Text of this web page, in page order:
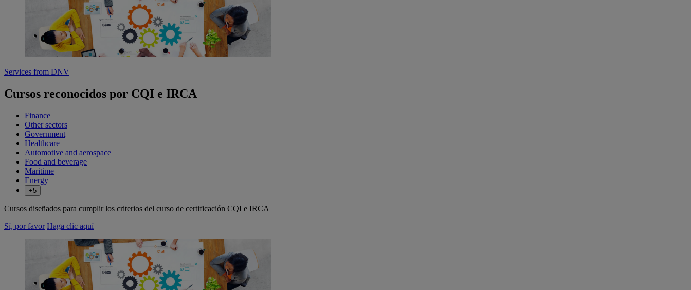
Services from DNV
Cursos reconocidos por CQI e IRCA
Finance
Other sectors
Government
Healthcare
Automotive and aerospace
Food and beverage
Maritime
Energy
+5
Cursos diseñados para cumplir los criterios del curso de certificación CQI e IRCA
Sí, por favor Haga clic aquí